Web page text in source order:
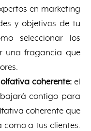
en marketing
y objetivos de tu
seleccionar los
una fragancia que
coherente:el
contigo para
coherente que
a tus clientes.